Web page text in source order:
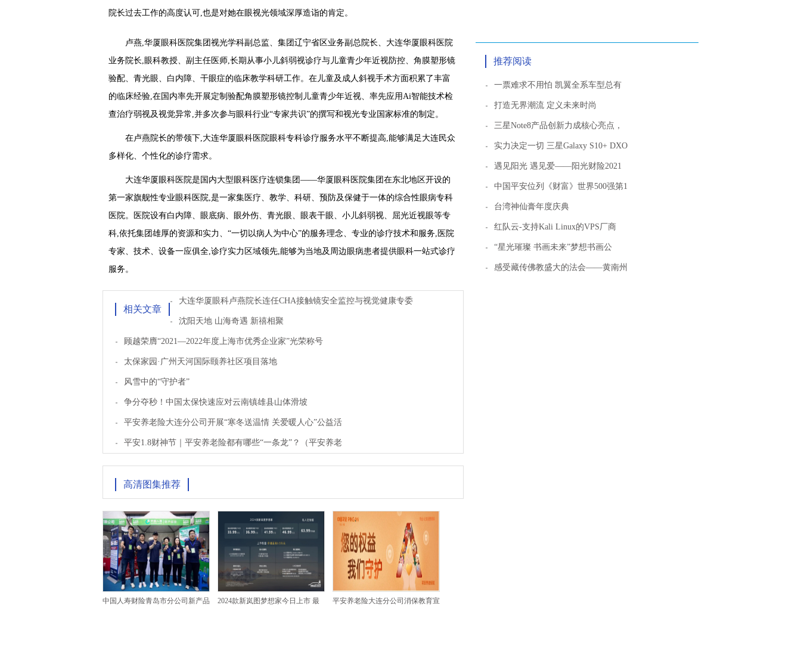
院长过去工作的高度认可,也是对她在眼视光领域深厚造诣的肯定。
卢燕,华厦眼科医院集团视光学科副总监、集团辽宁省区业务副总院长、大连华厦眼科医院
业务院长,眼科教授、副主任医师,长期从事小儿斜弱视诊疗与儿童青少年近视防控、角膜塑形镜
验配、青光眼、白内障、干眼症的临床教学科研工作。在儿童及成人斜视手术方面积累了丰富
的临床经验,在国内率先开展定制验配角膜塑形镜控制儿童青少年近视、率先应用Ai智能技术检
查治疗弱视及视觉异常,并多次参与眼科行业“专家共识”的撰写和视光专业国家标准的制定。
在卢燕院长的带领下,大连华厦眼科医院眼科专科诊疗服务水平不断提高,能够满足大连民众
多样化、个性化的诊疗需求。
大连华厦眼科医院是国内大型眼科医疗连锁集团——华厦眼科医院集团在东北地区开设的
第一家旗舰性专业眼科医院,是一家集医疗、教学、科研、预防及保健于一体的综合性眼病专科
医院。医院设有白内障、眼底病、眼外伤、青光眼、眼表干眼、小儿斜弱视、屈光近视眼等专
科,依托集团雄厚的资源和实力、“一切以病人为中心”的服务理念、专业的诊疗技术和服务,医院
专家、技术、设备一应俱全,诊疗实力区域领先,能够为当地及周边眼病患者提供眼科一站式诊疗
服务。
相关文章
大连华厦眼科卢燕院长连任CHA接触镜安全监控与视觉健康专委
沈阳天地 山海奇遇 新禧相聚
顾越荣膺“2021—2022年度上海市优秀企业家”光荣称号
太保家园·广州天河国际颐养社区项目落地
风雪中的“守护者”
争分夺秒！中国太保快速应对云南镇雄县山体滑坡
平安养老险大连分公司开展“寒冬送温情 关爱暖人心”公益活
平安1.8财神节｜平安养老险都有哪些“一条龙”？（平安养老
高清图集推荐
中国人寿财险青岛市分公司新产品 2024款新岚图梦想家今日上市 最 平安养老险大连分公司消保教育宣
推荐阅读
一票难求不用怕 凯翼全系车型总有
打造无界潮流 定义未来时尚
三星Note8产品创新力成核心亮点，
实力决定一切 三星Galaxy S10+ DXO
遇见阳光 遇见爱——阳光财险2021
中国平安位列《财富》世界500强第1
台湾神仙膏年度庆典
红队云-支持Kali Linux的VPS厂商
“星光璀璨 书画未来”梦想书画公
感受藏传佛教盛大的法会——黄南州